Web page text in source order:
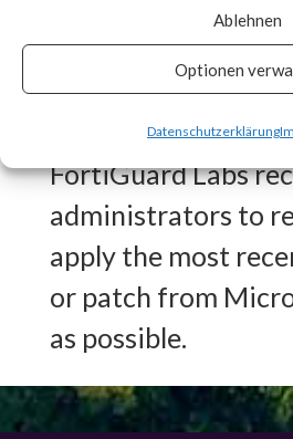
Ablehnen
Optionen
Datenschutzerklärung
2024-21410 to
vulnerable systems
patch if enabled.
FortiGuard Labs
administrators to
apply the most
or patch from
as possible.